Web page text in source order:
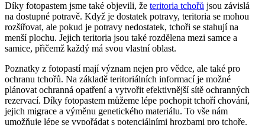
Díky fotopastem jsme také objevili, že teritoria tchořů jsou závislá
na dostupné potravě. Když je dostatek potravy, teritoria se mohou
rozšiřovat, ale pokud je potravy nedostatek, tchoři se stahují na
menší plochu. Jejich teritoria jsou také rozdělena mezi samce a
samice, přičemž každý má svou vlastní oblast.
Poznatky z fotopastí mají význam nejen pro vědce, ale také pro
ochranu tchořů. Na základě teritoriálních informací je možné
plánovat ochranná opatření a vytvořit efektivnější sítě ochranných
rezervací. Díky fotopastem můžeme lépe pochopit tchoří chování,
jejich migrace a výměnu genetického materiálu. To vše nám
umožňuje lépe se vypořádat s potenciálními hrozbami pro tchoře.